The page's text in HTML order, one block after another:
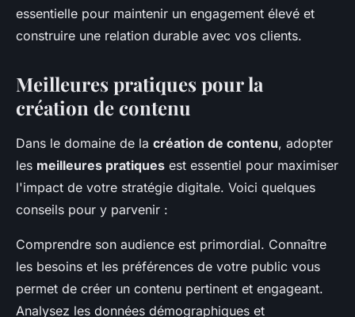
essentielle pour maintenir un engagement élevé et
construire une relation durable avec vos clients.
Meilleures pratiques pour la
création de contenu
Dans le domaine de la création de contenu, adopter
les meilleures pratiques est essentiel pour maximiser
l'impact de votre stratégie digitale. Voici quelques
conseils pour y parvenir :
Comprendre son audience est primordial. Connaître
les besoins et les préférences de votre public vous
permet de créer un contenu pertinent et engageant.
Analysez les données démographiques et